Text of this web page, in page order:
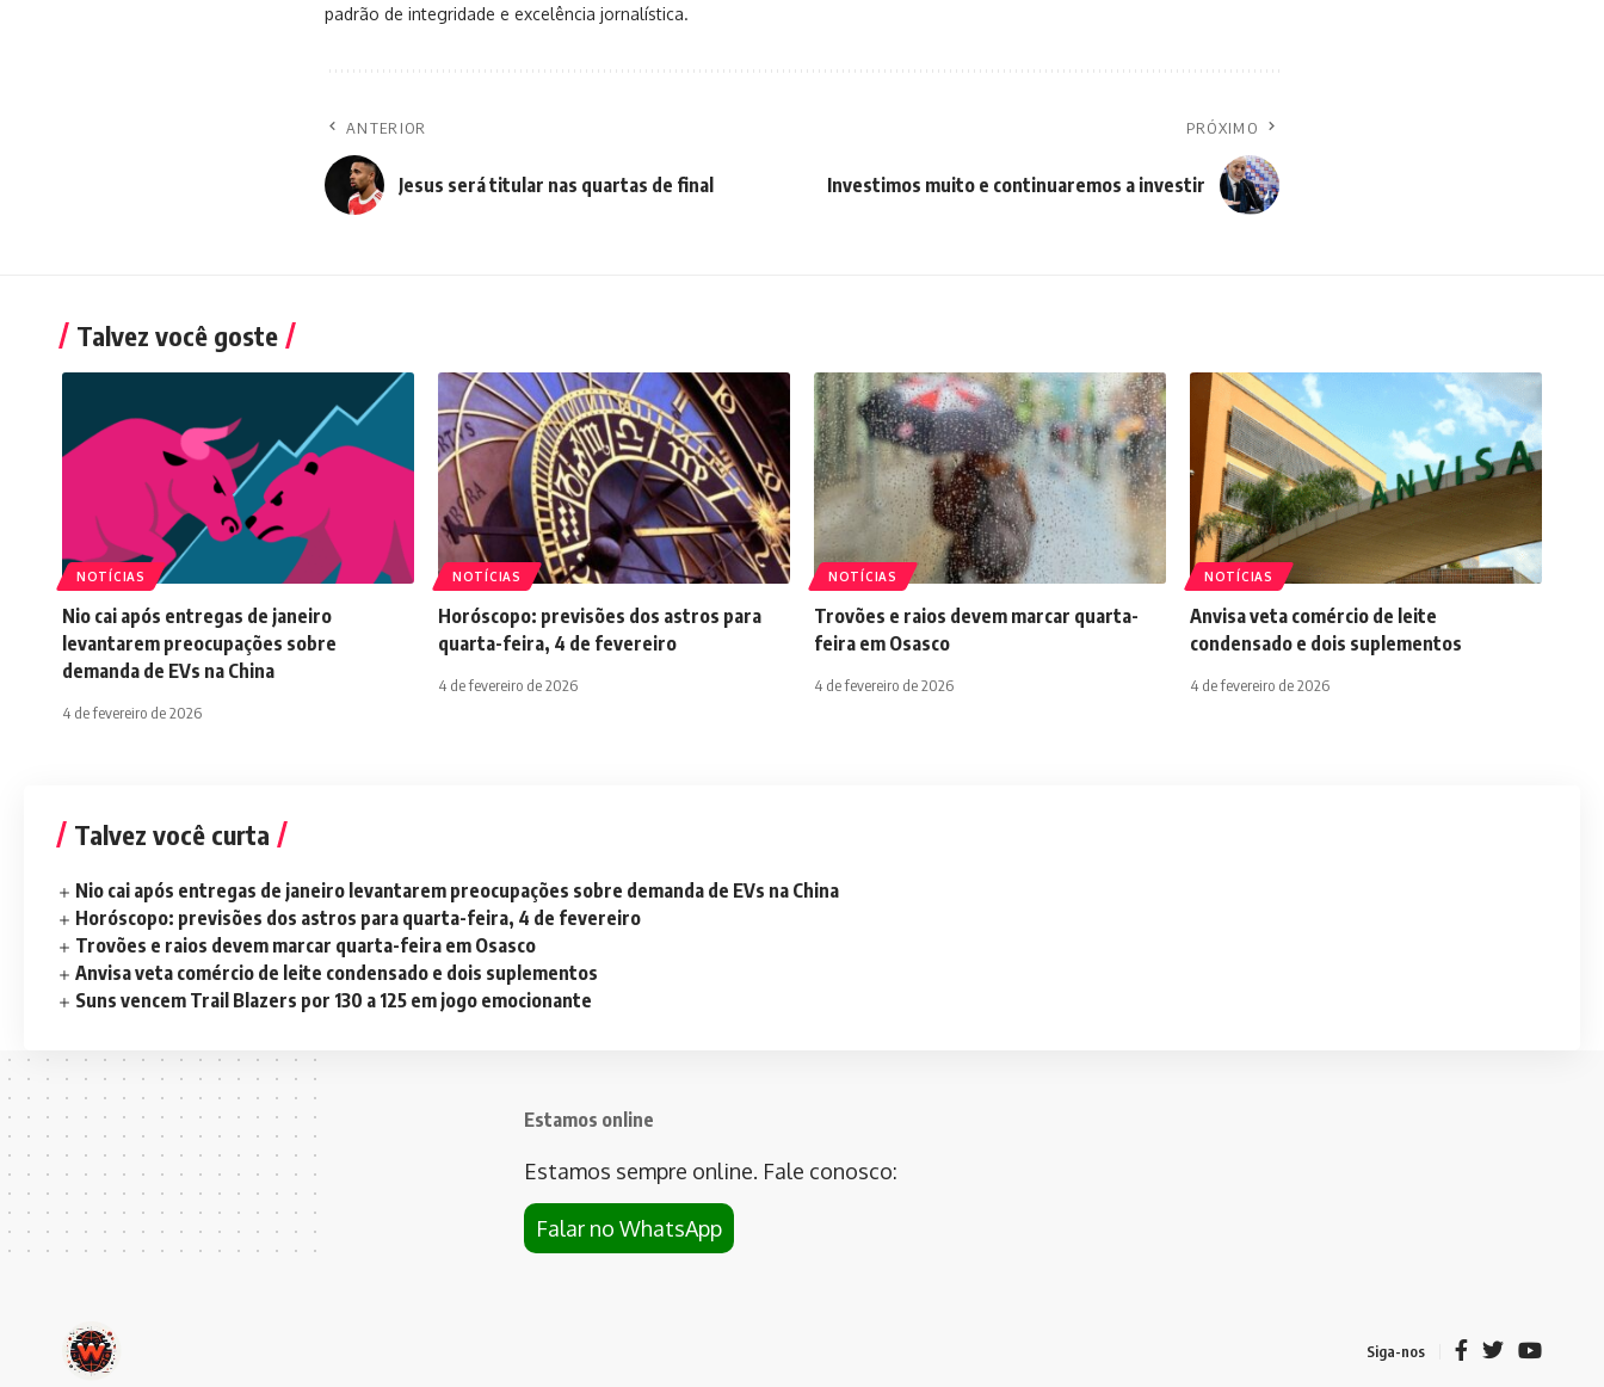
padrão de integridade e excelência jornalística.
ANTERIOR
Jesus será titular nas quartas de final
PRÓXIMO
Investimos muito e continuaremos a investir
Talvez você goste
NOTÍCIAS
Nio cai após entregas de janeiro
levantarem preocupações sobre
demanda de EVs na China
4 de fevereiro de 2026
NOTÍCIAS
Horóscopo: previsões dos astros para
quarta-feira, 4 de fevereiro
4 de fevereiro de 2026
NOTÍCIAS
Trovões e raios devem marcar quarta-
feira em Osasco
4 de fevereiro de 2026
NOTÍCIAS
Anvisa veta comércio de leite
condensado e dois suplementos
4 de fevereiro de 2026
Talvez você curta
Nio cai após entregas de janeiro levantarem preocupações sobre demanda de EVs na China
Horóscopo: previsões dos astros para quarta-feira, 4 de fevereiro
Trovões e raios devem marcar quarta-feira em Osasco
Anvisa veta comércio de leite condensado e dois suplementos
Suns vencem Trail Blazers por 130 a 125 em jogo emocionante
Estamos online
Estamos sempre online. Fale conosco:
Falar no WhatsApp
Siga-nos